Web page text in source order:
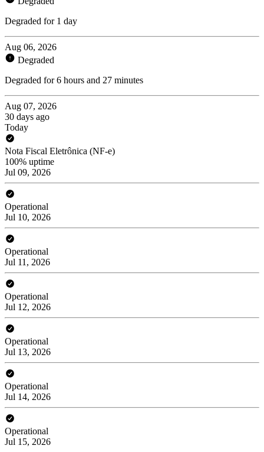
Degraded for 1 day
Aug 06, 2026
Degraded
Degraded for 6 hours and 27 minutes
Aug 07, 2026
30 days ago
Today
Nota Fiscal Eletrônica (NF-e)
100% uptime
Jul 09, 2026
Operational
Jul 10, 2026
Operational
Jul 11, 2026
Operational
Jul 12, 2026
Operational
Jul 13, 2026
Operational
Jul 14, 2026
Operational
Jul 15, 2026